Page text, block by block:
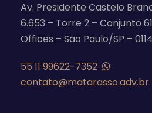
Av. Presidente Castelo
6.653 – Torre 2 – Conjunto
Offices – São Paulo/SP –
55 11 99622-7352
contato@matarasso.adv.br